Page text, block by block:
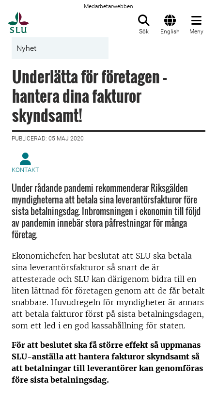
Medarbetarwebben
Sök English Meny
Nyhet
Underlätta för företagen –
hantera dina fakturor
skyndsamt!
PUBLICERAD: 05 MAJ 2020
KONTAKT
Under rådande pandemi rekommenderar Riksgälden
myndigheterna att betala sina leverantörsfakturor före
sista betalningsdag. Inbromsningen i ekonomin till följd
av pandemin innebär stora påfrestningar för många
företag.
Ekonomichefen har beslutat att SLU ska betala
sina leverantörsfakturor så snart de är
attesterade och SLU kan därigenom bidra till en
liten lättnad för företagen genom att de får betalt
snabbare. Huvudregeln för myndigheter är annars
att betala fakturor först på sista betalningsdagen,
som ett led i en god kassahållning för staten.
För att beslutet ska få större effekt så uppmanas
SLU-anställa att hantera fakturor skyndsamt så
att betalningar till leverantörer kan genomföras
före sista betalningsdag.